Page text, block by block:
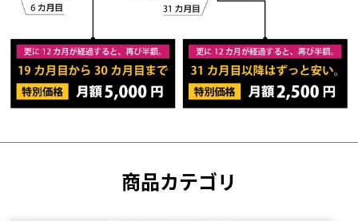
商品カテゴリ